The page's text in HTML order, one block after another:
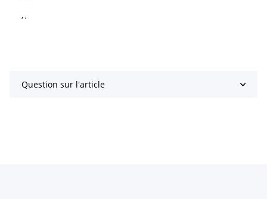
, ,
Question sur l'article